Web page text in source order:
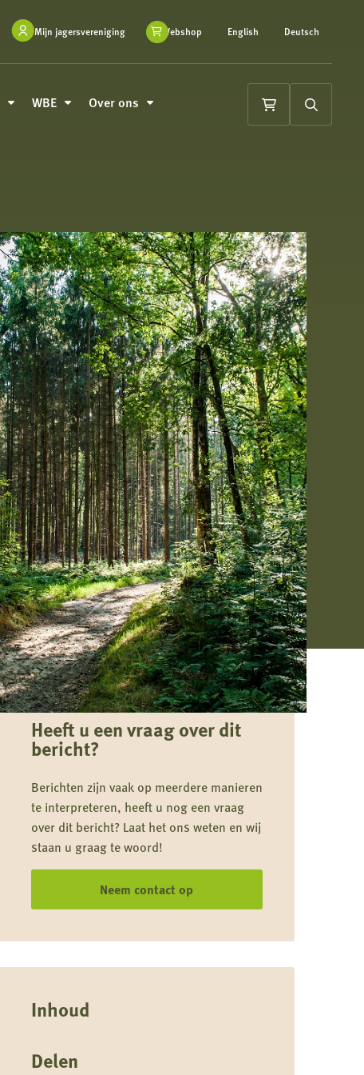
Mijn jagersvereniging Webshop English Deutsch
WBE Over ons
Winkelwagen
Zoeken
Heeft u een vraag over dit
bericht?
Berichten zijn vaak op meerdere manieren
te interpreteren, heeft u nog een vraag
over dit bericht? Laat het ons weten en wij
staan u graag te woord!
Neem contact op
Inhoud
Delen